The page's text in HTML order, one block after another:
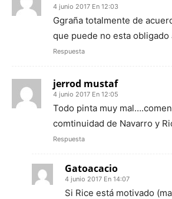
4 junio 2017 En 12:03
Ggraña totalmente de
que puede no esta obligado
Respuesta
jerrod mustaf
4 junio 2017 En 12:05
Todo pinta muy
comtinuidad de Navarro y
Respuesta
Gatoacacio
4 junio 2017 En 14:07
Si Rice está motivado